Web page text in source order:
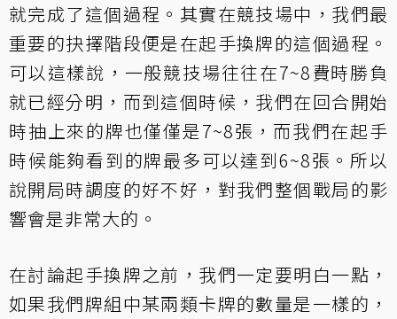
就完成了這個過程。其實在競技場中，我們最
重要的抉擇階段便是在起手換牌的這個過程。
可以這樣說，一般競技場往往在7~8費時勝負
就已經分明，而到這個時候，我們在回合開始
時抽上來的牌也僅僅是7~8張，而我們在起手
時候能夠看到的牌最多可以達到6~8張。所以
說開局時調度的好不好，對我們整個戰局的影
響會是非常大的。
在討論起手換牌之前，我們一定要明白一點，
如果我們牌組中某兩類卡牌的數量是一樣的，